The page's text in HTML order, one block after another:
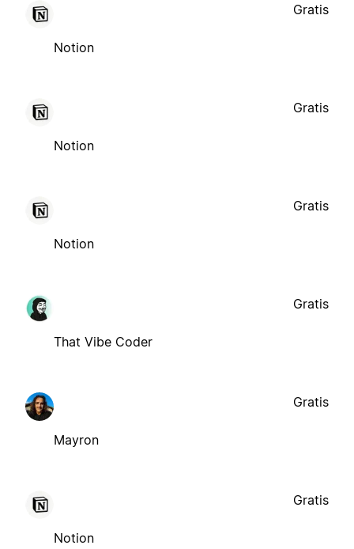
Notion
Gratis
Notion
Gratis
Notion
Gratis
That Vibe Coder
Gratis
Mayron
Gratis
Notion
Gratis